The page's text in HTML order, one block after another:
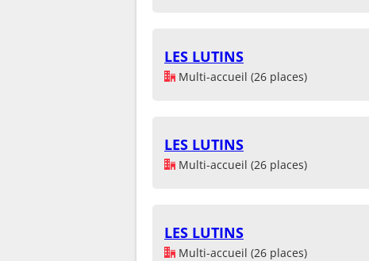
LES LUTINS
Multi-accueil (26 places)
LES LUTINS
Multi-accueil (26 places)
LES LUTINS
Multi-accueil (26 places)